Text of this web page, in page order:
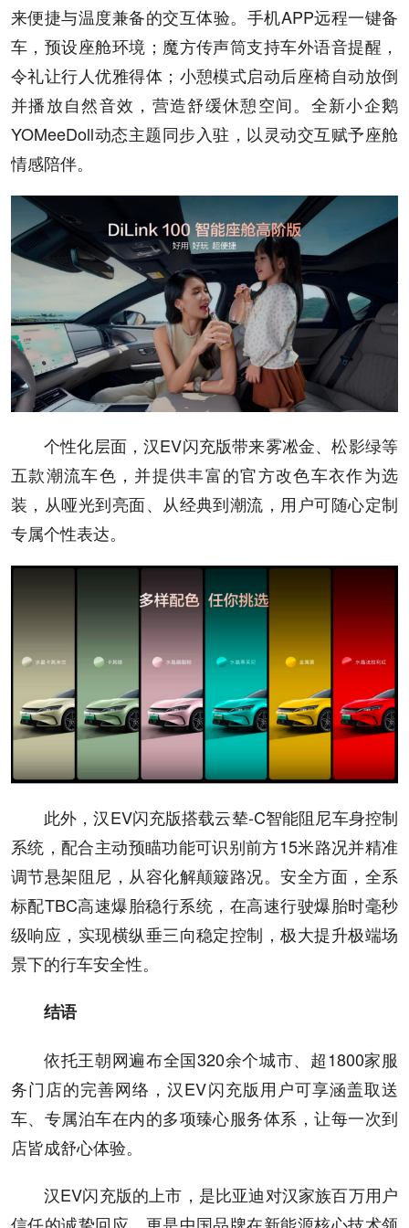
来便捷与温度兼备的交互体验。手机APP远程一键备
车，预设座舱环境；魔方传声筒支持车外语音提醒，
令礼让行人优雅得体；小憩模式启动后座椅自动放倒
并播放自然音效，营造舒缓休憩空间。全新小企鹅
YOMeeDoll动态主题同步入驻，以灵动交互赋予座舱
情感陪伴。
个性化层面，汉EV闪充版带来雾凇金、松影绿等
五款潮流车色，并提供丰富的官方改色车衣作为选
装，从哑光到亮面、从经典到潮流，用户可随心定制
专属个性表达。
此外，汉EV闪充版搭载云辇-C智能阻尼车身控制
系统，配合主动预瞄功能可识别前方15米路况并精准
调节悬架阻尼，从容化解颠簸路况。安全方面，全系
标配TBC高速爆胎稳行系统，在高速行驶爆胎时毫秒
级响应，实现横纵垂三向稳定控制，极大提升极端场
景下的行车安全性。
结语
依托王朝网遍布全国320余个城市、超1800家服
务门店的完善网络，汉EV闪充版用户可享涵盖取送
车、专属泊车在内的多项臻心服务体系，让每一次到
店皆成舒心体验。
汉EV闪充版的上市，是比亚迪对汉家族百万用户